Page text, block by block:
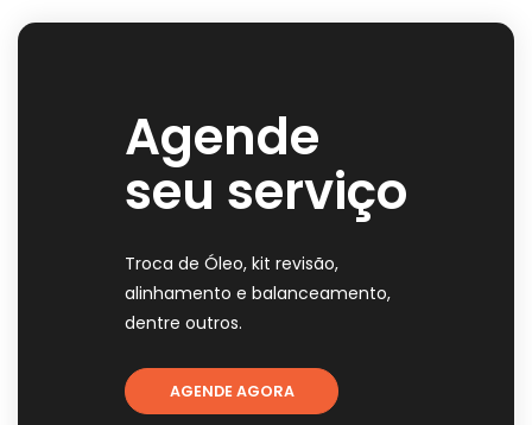
Agende
seu serviço
Troca de Óleo, kit revisão,
alinhamento e balanceamento,
dentre outros.
AGENDE AGORA